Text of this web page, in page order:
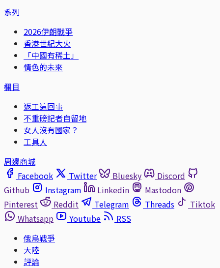
系列
2026伊朗戰爭
香港世紀大火
「中國有稀土」
情色的未來
欄目
返工這回事
不重磅記者自留地
女人沒有國家？
工具人
周邊商城
Facebook
Twitter Bluesky
Discord
Github
Instagram Linkedin
Mastodon
Pinterest
Reddit Telegram Threads
Tiktok
Whatsapp
Youtube
RSS
俄烏戰爭
大陸
評論